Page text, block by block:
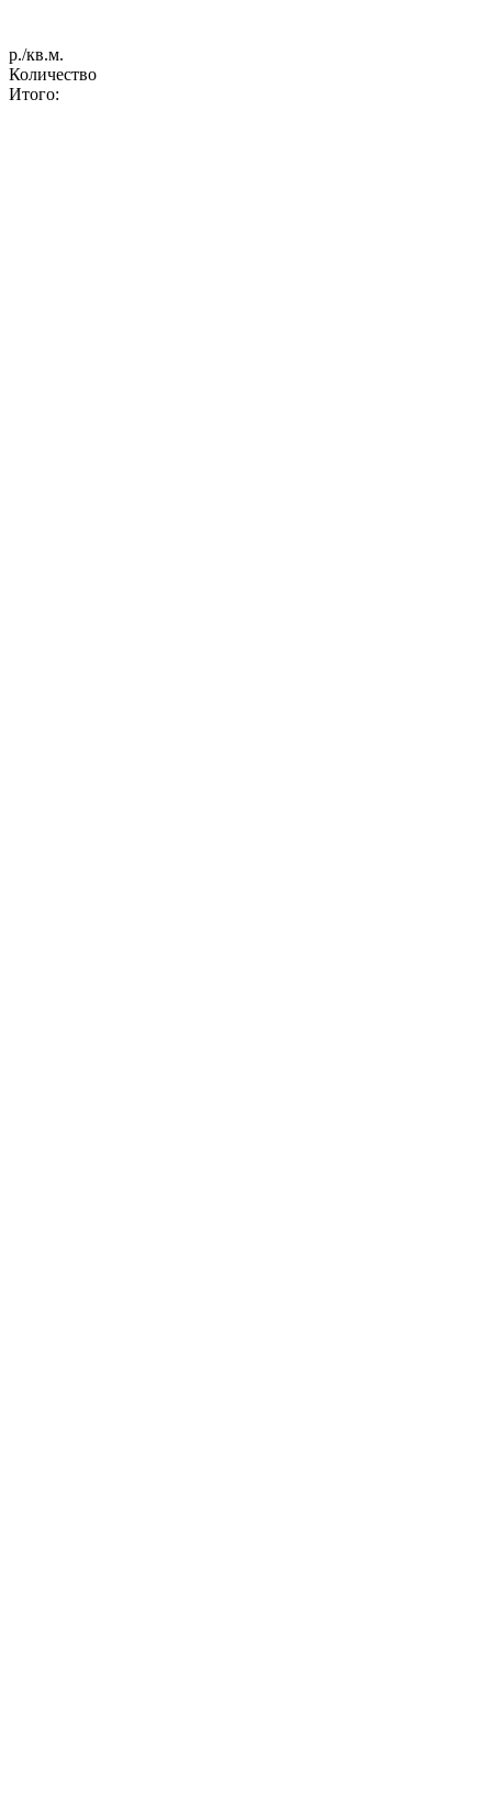
р./кв.м.
Количество
Итого: